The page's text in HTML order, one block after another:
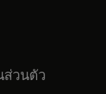
ส่วนตัว